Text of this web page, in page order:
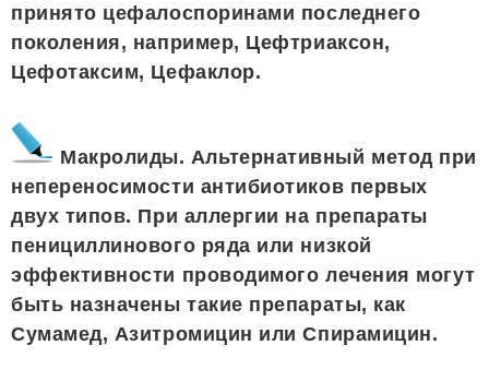
принято цефалоспоринами последнего
поколения, например, Цефтриаксон,
Цефотаксим, Цефаклор.
Макролиды. Альтернативный метод при
непереносимости антибиотиков первых
двух типов. При аллергии на препараты
пенициллинового ряда или низкой
эффективности проводимого лечения могут
быть назначены такие препараты, как
Сумамед, Азитромицин или Спирамицин.